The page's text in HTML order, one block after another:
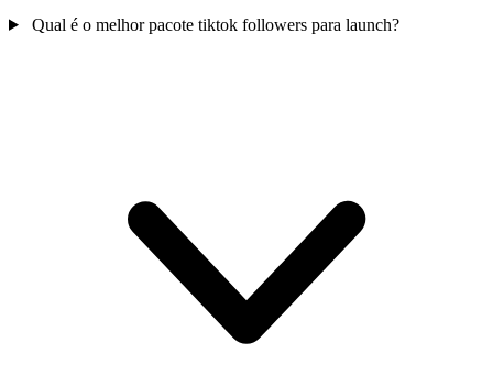
Qual é o melhor pacote tiktok followers para launch?